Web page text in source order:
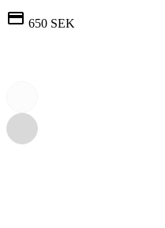
650 SEK